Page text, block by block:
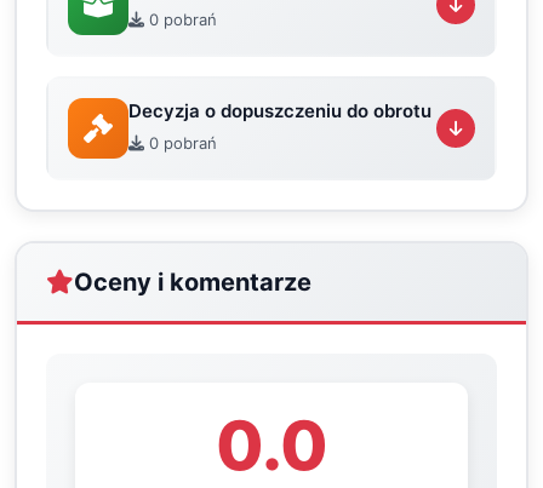
0 pobrań
Decyzja o dopuszczeniu do obrotu
0 pobrań
Oceny i komentarze
0.0